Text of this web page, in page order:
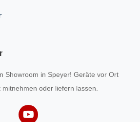
Showroom in Speyer! Geräte vor Ort
oder liefern lassen.